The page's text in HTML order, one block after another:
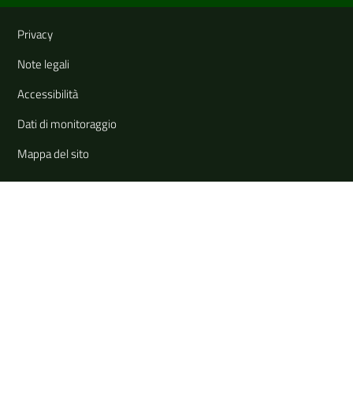
Link e informazioni utili
Privacy
Note legali
Accessibilità
Dati di monitoraggio
Mappa del sito